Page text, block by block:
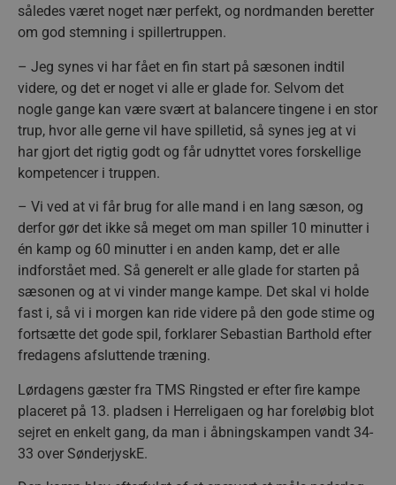
således været noget nær perfekt, og nordmanden beretter
om god stemning i spillertruppen.
– Jeg synes vi har fået en fin start på sæsonen indtil
videre, og det er noget vi alle er glade for. Selvom det
nogle gange kan være svært at balancere tingene i en stor
trup, hvor alle gerne vil have spilletid, så synes jeg at vi
har gjort det rigtig godt og får udnyttet vores forskellige
kompetencer i truppen.
– Vi ved at vi får brug for alle mand i en lang sæson, og
derfor gør det ikke så meget om man spiller 10 minutter i
én kamp og 60 minutter i en anden kamp, det er alle
indforstået med. Så generelt er alle glade for starten på
sæsonen og at vi vinder mange kampe. Det skal vi holde
fast i, så vi i morgen kan ride videre på den gode stime og
fortsætte det gode spil, forklarer Sebastian Barthold efter
fredagens afsluttende træning.
Lørdagens gæster fra TMS Ringsted er efter fire kampe
placeret på 13. pladsen i Herreligaen og har foreløbig blot
sejret en enkelt gang, da man i åbningskampen vandt 34-
33 over SønderjyskE.